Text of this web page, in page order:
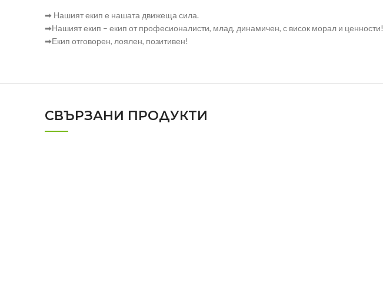
➡ Нашият екип е нашата движеща сила.
➡Нашият екип – екип от професионалисти, млад, динамичен, с висок морал и ценности!
➡Екип отговорен, лоялен, позитивен!
СВЪРЗАНИ ПРОДУКТИ